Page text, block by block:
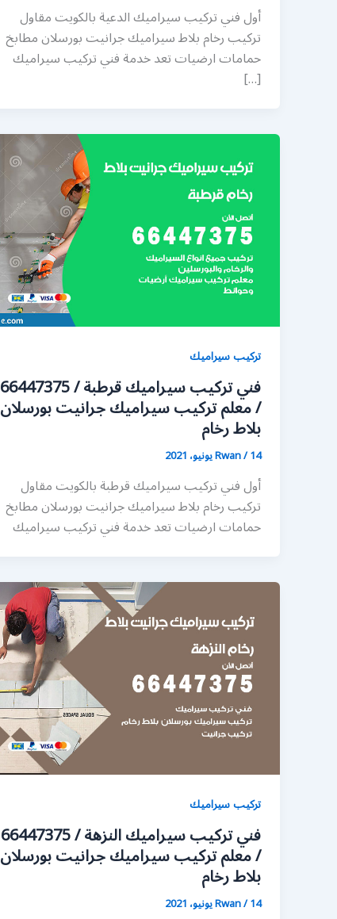
أول فني تركيب سيراميك الدعية بالكويت مقاول
تركيب رخام بلاط سيراميك جرانيت بورسلان مطابخ
حمامات ارضيات تعد خدمة فني تركيب سيراميك
[…]
تركيب سيراميك
فني تركيب سيراميك قرطبة / 66447375
/ معلم تركيب سيراميك جرانيت بورسلان
بلاط رخام
Rwan/14 يونيو، 2021
أول فني تركيب سيراميك قرطبة بالكويت مقاول
تركيب رخام بلاط سيراميك جرانيت بورسلان مطابخ
حمامات ارضيات تعد خدمة فني تركيب سيراميك
تركيب سيراميك
فني تركيب سيراميك النزهة / 66447375
/ معلم تركيب سيراميك جرانيت بورسلان
بلاط رخام
Rwan/14 يونيو، 2021